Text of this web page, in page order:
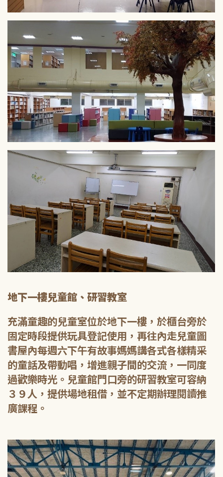
地下一樓兒童館、研習教室
充滿童趣的兒童室位於地下一樓，於櫃台旁於
固定時段提供玩具登記使用，再往內走兒童圖
書屋內每週六下午有故事媽媽講各式各樣精采
的童話及帶動唱，增進親子間的交流，一同度
過歡樂時光。兒童館門口旁的研習教室可容納
３９人，提供場地租借，並不定期辦理閱讀推
廣課程。